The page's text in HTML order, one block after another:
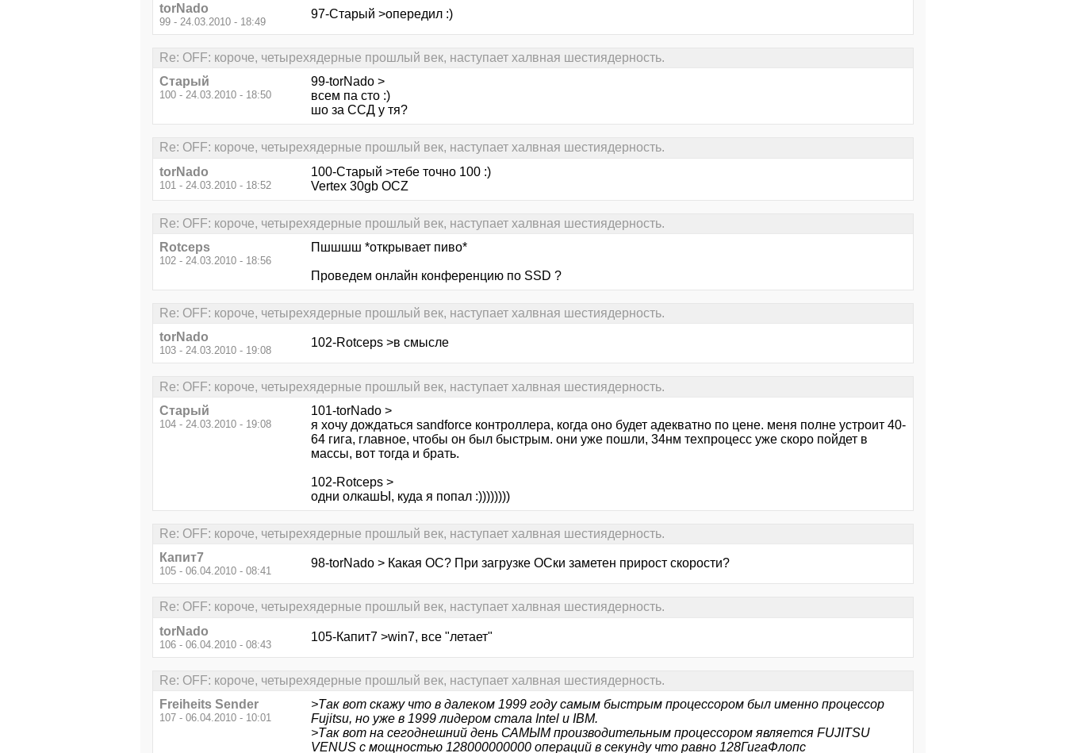
torNado
99 - 24.03.2010 - 18:49
97-Старый >опередил :)
Re: OFF: короче, четырехядерные прошлый век, наступает халвная шестиядерность.
Старый
100 - 24.03.2010 - 18:50
99-torNado >
всем па сто :)
шо за ССД у тя?
Re: OFF: короче, четырехядерные прошлый век, наступает халвная шестиядерность.
torNado
101 - 24.03.2010 - 18:52
100-Старый >тебе точно 100 :)
Vertex 30gb OCZ
Re: OFF: короче, четырехядерные прошлый век, наступает халвная шестиядерность.
Rotceps
102 - 24.03.2010 - 18:56
Пшшшш *открывает пиво*
Проведем онлайн конференцию по SSD ?
Re: OFF: короче, четырехядерные прошлый век, наступает халвная шестиядерность.
torNado
103 - 24.03.2010 - 19:08
102-Rotceps >в смысле
Re: OFF: короче, четырехядерные прошлый век, наступает халвная шестиядерность.
Старый
104 - 24.03.2010 - 19:08
101-torNado >
я хочу дождаться sandforce контроллера, когда оно будет адекватно по цене. меня полне устроит 40-
64 гига, главное, чтобы он был быстрым. они уже пошли, 34нм техпроцесс уже скоро пойдет в
массы, вот тогда и брать.
102-Rotceps >
одни олкашЫ, куда я попал :))))))))
Re: OFF: короче, четырехядерные прошлый век, наступает халвная шестиядерность.
Капит7
105 - 06.04.2010 - 08:41
98-torNado > Какая ОС? При загрузке ОСки заметен прирост скорости?
Re: OFF: короче, четырехядерные прошлый век, наступает халвная шестиядерность.
torNado
106 - 06.04.2010 - 08:43
105-Капит7 >win7, все "летает"
Re: OFF: короче, четырехядерные прошлый век, наступает халвная шестиядерность.
Freiheits Sender
107 - 06.04.2010 - 10:01
>Так вот скажу что в далеком 1999 году самым быстрым процессором был именно процессор
Fujitsu, но уже в 1999 лидером стала Intel и IBM.
>Так вот на сегоднешний день САМЫМ производительным процессором является FUJITSU
VENUS c мощностью 128000000000 операций в секунду что равно 128ГигаФлопс